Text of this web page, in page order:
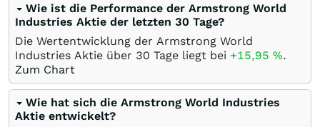
Wie ist die Performance der Armstrong World
Industries Aktie der letzten 30 Tage?
Die Wertentwicklung der Armstrong World
Industries Aktie über 30 Tage liegt bei +15,95 %.
Zum Chart
Wie hat sich die Armstrong World Industries
Aktie entwickelt?